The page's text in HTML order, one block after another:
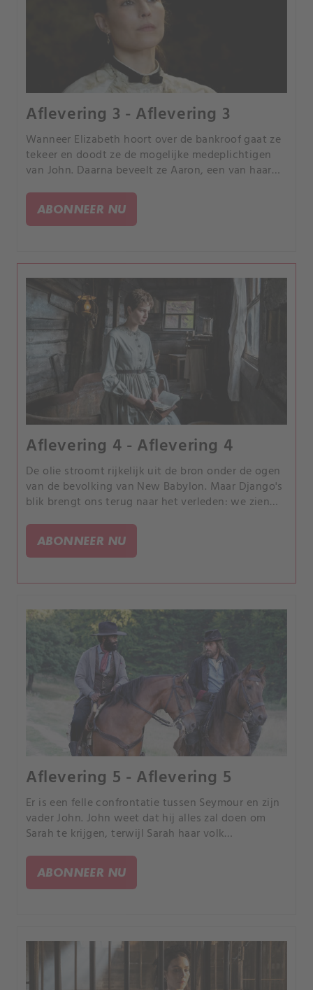
Aflevering 3 - Aflevering 3
Wanneer Elizabeth hoort over de bankroof gaat ze
tekeer en doodt ze de mogelijke medeplichtigen
van John. Daarna beveelt ze Aaron, een van haar
de informatie die ze nodig heeft te verzamelen.
ABONNEER NU
Aflevering 4 - Aflevering 4
De olie stroomt rijkelijk uit de bron onder de ogen
van de bevolking van New Babylon. Maar Django's
blik brengt ons terug naar het verleden: we zien
Elijah die aan Django bekent dat de afstand tussen
hen hem pijn doet.
ABONNEER NU
Aflevering 5 - Aflevering 5
Er is een felle confrontatie tussen Seymour en zijn
vader John. John weet dat hij alles zal doen om
Sarah te krijgen, terwijl Sarah haar volk
ABONNEER NU